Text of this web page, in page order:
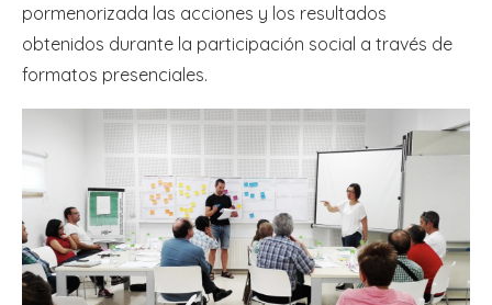
pormenorizada las acciones y los resultados
obtenidos durante la participación social a través de
formatos presenciales.